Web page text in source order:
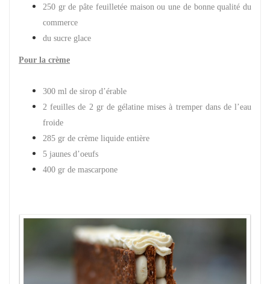
250 gr de pâte feuilletée maison ou une de bonne qualité du
commerce
du sucre glace
Pour la crème
300 ml de sirop d’érable
2 feuilles de 2 gr de gélatine mises à tremper dans de l’eau
froide
285 gr de crème liquide entière
5 jaunes d’oeufs
400 gr de mascarpone